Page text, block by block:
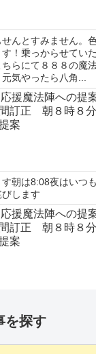
んとすみません。
！乗っからせてい
らにて８８８の魔
気やったら八角...
援魔法陣への提
訂正 朝８時８分
案
朝は8:08夜はいつ
します
援魔法陣への提
訂正 朝８時８分
案
を探す